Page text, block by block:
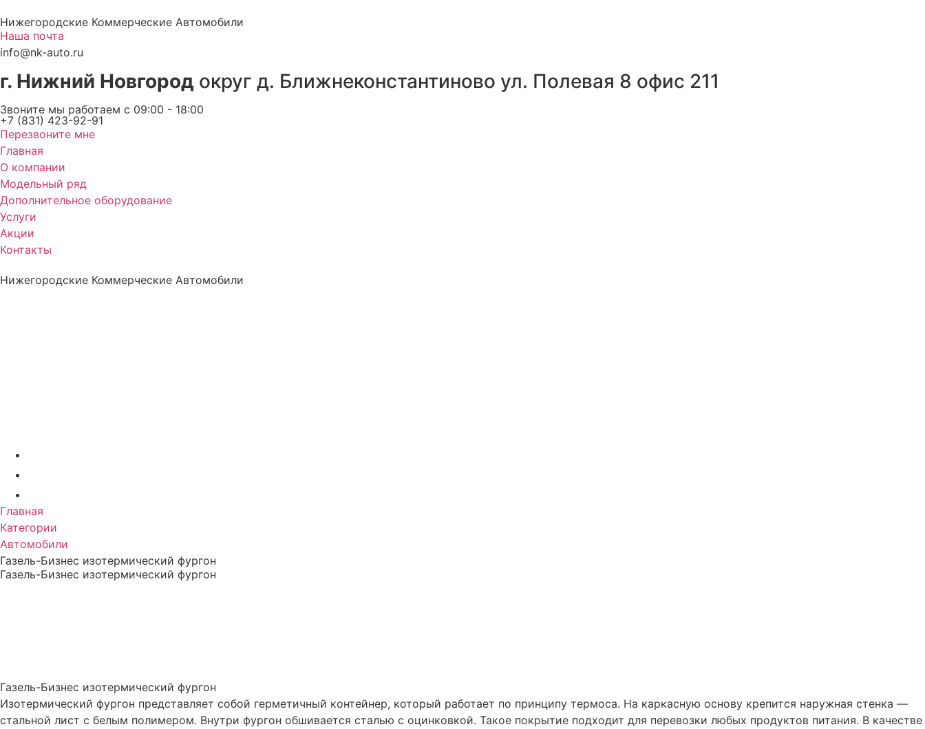
к
содержимому
Нижегородские Коммерческие Автомобили
Наша почта
info@nk-auto.ru
г. Нижний Новгород округ д. Ближнеконстантиново ул. Полевая 8 офис 211
Звоните мы работаем c 09:00 - 18:00
+7 (831) 423-92-91
Перезвоните мне
Главная
О компании
Модельный ряд
Дополнительное оборудование
Услуги
Акции
Контакты
Нижегородские Коммерческие Автомобили
Главная
Категории
Автомобили
Газель-Бизнес изотермический фургон
Газель-Бизнес изотермический фургон
Газель-Бизнес изотермический фургон
Изотермический фургон представляет собой герметичный контейнер, который работает по принципу термоса. На каркасную основу крепится наружная стенка —
стальной лист с белым полимером. Внутри фургон обшивается сталью с оцинковкой. Такое покрытие подходит для перевозки любых продуктов питания. В качестве